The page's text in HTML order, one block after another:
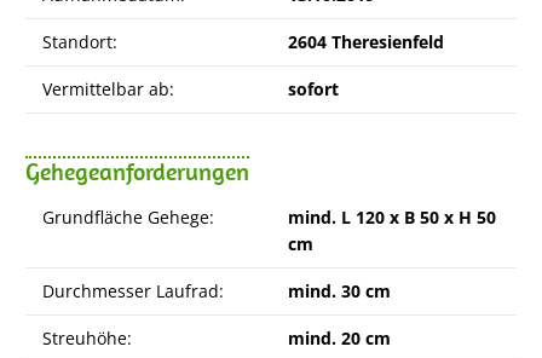
Standort: 2604 Theresienfeld
Vermittelbar ab: sofort
Gehegeanforderungen
Grundfläche Gehege:
mind. L 120 x B 50 x H 50
cm
Durchmesser Laufrad: mind. 30 cm
Streuhöhe: mind. 20 cm